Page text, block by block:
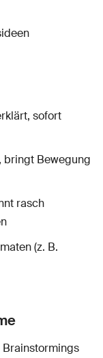
sofort
bringt Bewegung
rasch
(z. B.
Brainstormings